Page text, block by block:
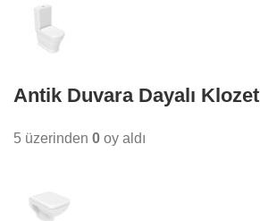
Antik Duvara Dayalı Klozet
5 üzerinden 0 oy aldı